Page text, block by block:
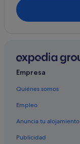
Empresa
Quiénes somos
Empleo
Anuncia tu alojamiento
Publicidad